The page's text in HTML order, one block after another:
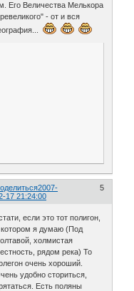
Его Величества Мелькора
- от и вся
5
2007-
17 21:24:00
если это тот полигон,
я думаю (Под
холмистая
рядом река) То
очень хороший.
удобно сториться,
Есть поляны